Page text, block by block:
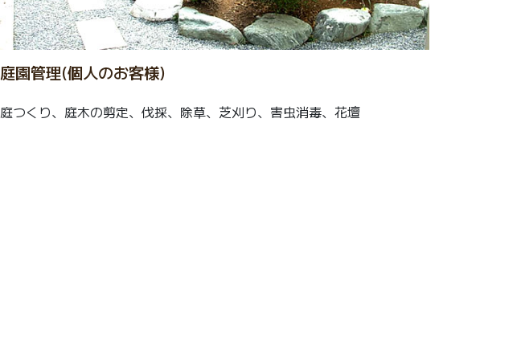
庭園管理(個人のお客様)
庭つくり、庭木の剪定、伐採、除草、芝刈り、害虫消毒、花壇